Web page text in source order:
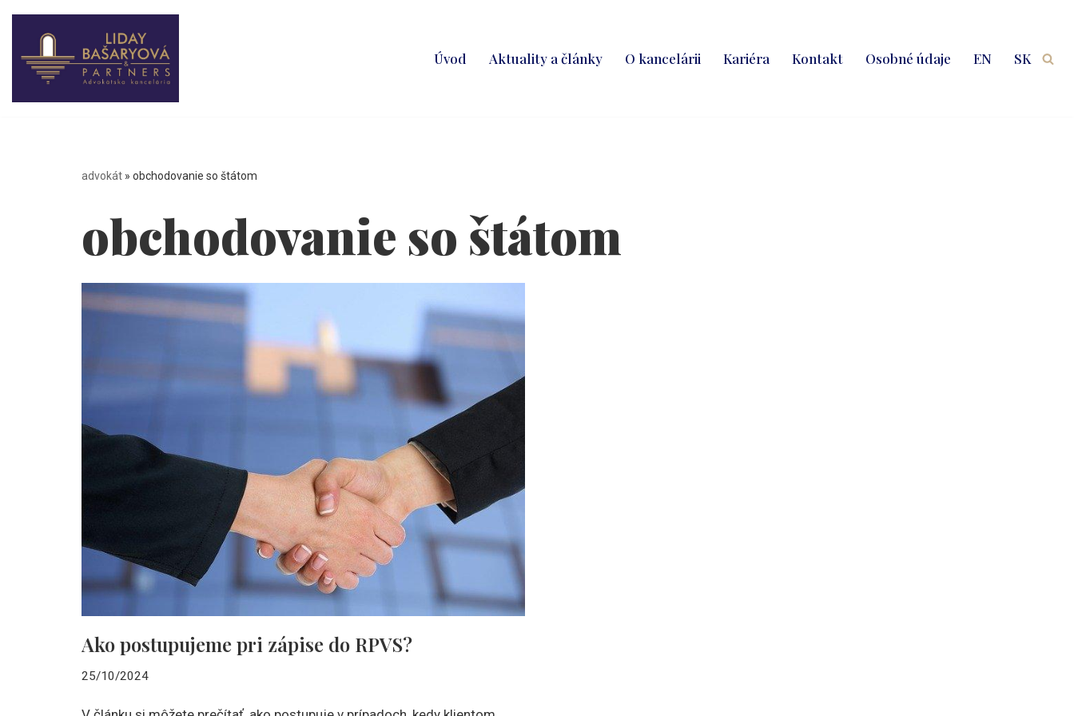
Preskočiť
Úvod Aktuality a články O kancelárii Kariéra Kontakt Osobné údaje EN SK
advokát » obchodovanie so štátom
obchodovanie so štátom
Ako postupujeme pri zápise do RPVS?
25/10/2024